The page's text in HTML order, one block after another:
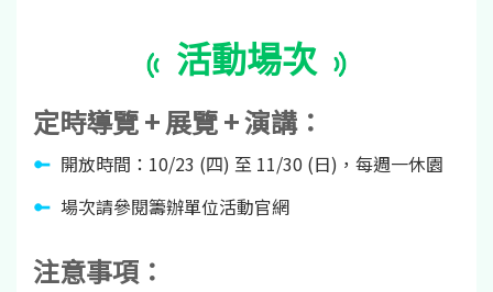
活動場次
定時導覽 + 展覽 + 演講：
開放時間：10/23 (四) 至 11/30 (日)，每週一休園
場次請參閱籌辦單位活動官網
注意事項：